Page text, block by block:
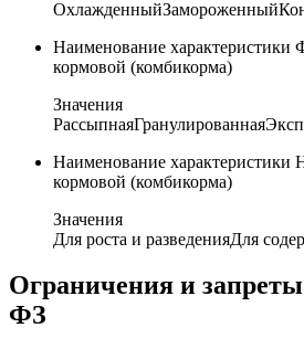
ОхлажденныйЗамороженный
Наименование характеристики
кормовой (комбикорма)
Значения
РассыпнаяГранулированная
Наименование характеристики
кормовой (комбикорма)
Значения
Для роста и разведенияДля
Ограничения и
ФЗ